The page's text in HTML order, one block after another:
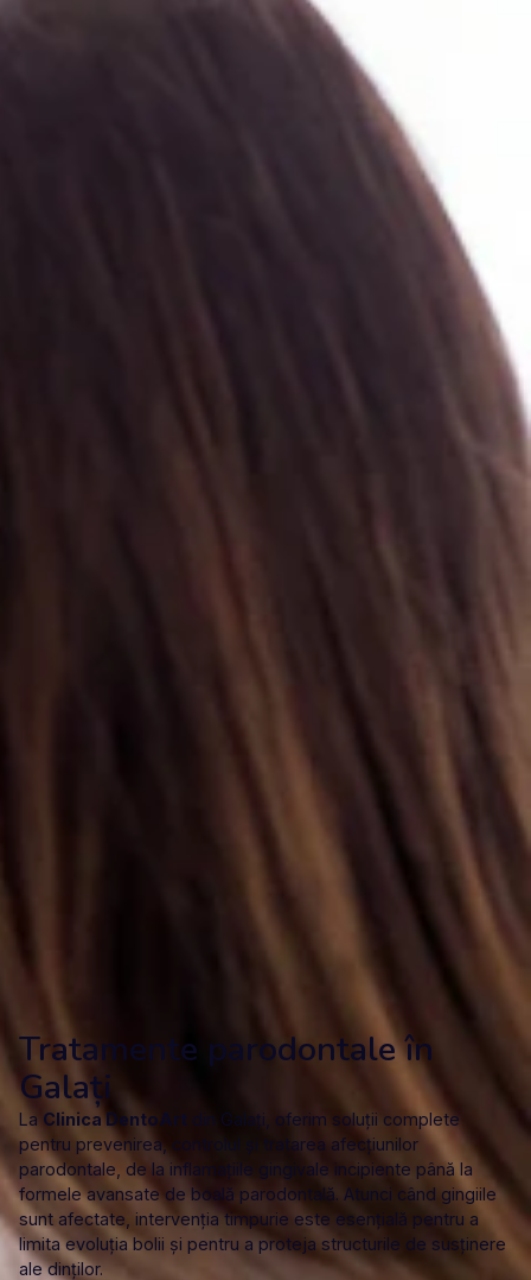
Tratamente parodontale în
Galați
La Clinica DentoArt din Galați, oferim soluții complete
pentru prevenirea, controlul și tratarea afecțiunilor
parodontale, de la inflamațiile gingivale incipiente până la
formele avansate de boală parodontală. Atunci când gingiile
sunt afectate, intervenția timpurie este esențială pentru a
limita evoluția bolii și pentru a proteja structurile de susținere
ale dinților.